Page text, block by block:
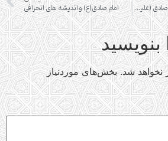
غاليان، اقدامات و موضع امام صادق (عليه‌ السلام) امام صادق(ع) و انديشه هاى انحرافى
بنویسید
نخواهد شد. بخش‌های موردنیاز